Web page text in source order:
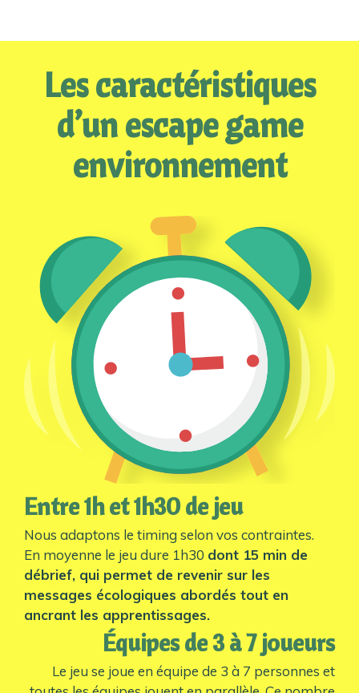
Les caractéristiques
d’un escape game
environnement
Entre 1h et 1h30 de jeu
Nous adaptons le timing selon vos contraintes.
En moyenne le jeu dure 1h30 dont 15 min de
débrief, qui permet de revenir sur les
messages écologiques abordés tout en
ancrant les apprentissages.
Équipes de 3 à 7 joueurs
Le jeu se joue en équipe de 3 à 7 personnes et